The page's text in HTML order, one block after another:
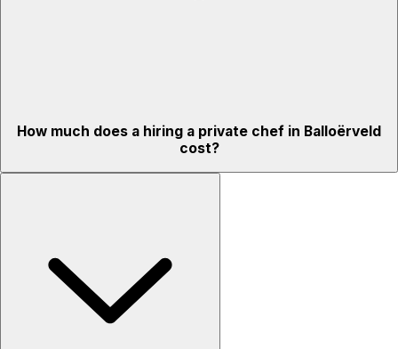
How much does a hiring a private chef in Balloërveld
cost?